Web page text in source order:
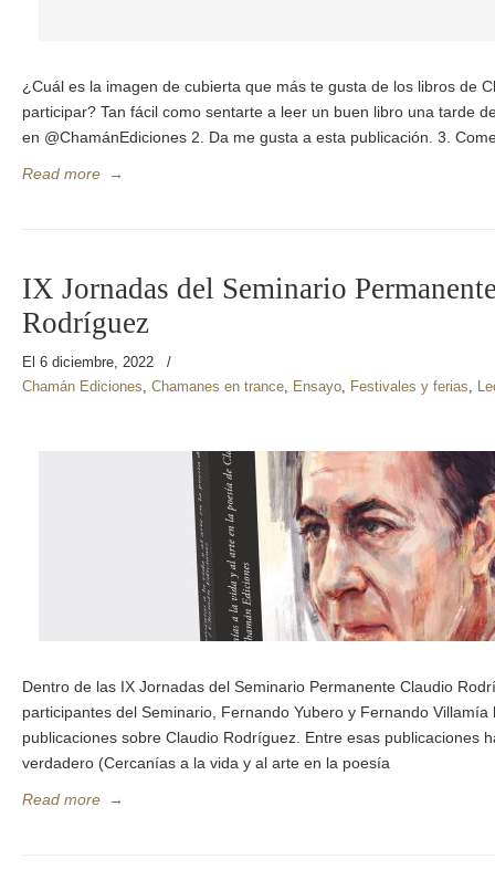
¿Cuál es la imagen de cubierta que más te gusta de los libros de
participar? Tan fácil como sentarte a leer un buen libro una tarde
en @ChamánEdiciones 2. Da me gusta a esta publicación. 3.
Read more →
IX Jornadas del Seminario
Rodríguez
El 6 diciembre, 2022
/
Chamán Ediciones, Chamanes en trance, Ensayo, Festivales y ferias,
Dentro de las IX Jornadas del Seminario Permanente Claudio
participantes del Seminario, Fernando Yubero y Fernando
publicaciones sobre Claudio Rodríguez. Entre esas publicaciones
verdadero (Cercanías a la vida y al arte en la poesía
Read more →